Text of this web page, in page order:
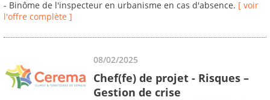
- Binôme de l'inspecteur en urbanisme en cas d'absence. [ voir
l'offre complète ]
08/02/2025
Chef(fe) de projet - Risques –
Gestion de crise